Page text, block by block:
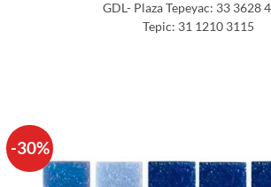
GDL- Plaza Tepeyac: 33 3628
Tepic: 31 1210 3115
-30%